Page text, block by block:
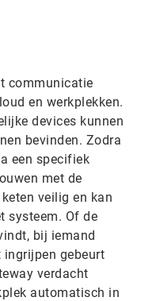
communicatie
en werkplekken.
devices kunnen
bevinden. Zodra
een specifiek
met de
veilig en kan
systeem. Of de
bij iemand
ingrijpen gebeurt
verdacht
automatisch in